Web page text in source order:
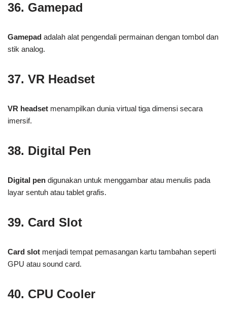
36. Gamepad
Gamepad adalah alat pengendali permainan dengan tombol dan
stik analog.
37. VR Headset
VR headset menampilkan dunia virtual tiga dimensi secara
imersif.
38. Digital Pen
Digital pen digunakan untuk menggambar atau menulis pada
layar sentuh atau tablet grafis.
39. Card Slot
Card slot menjadi tempat pemasangan kartu tambahan seperti
GPU atau sound card.
40. CPU Cooler